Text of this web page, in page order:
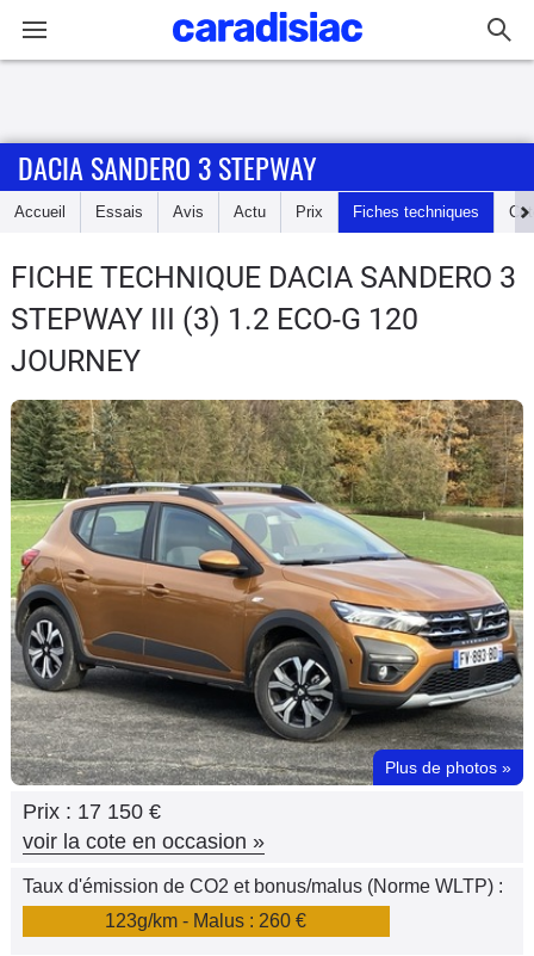
Accueil
Essais
Guide
d'achat
Electriques
Utilitaires
Flottes
Auto
Services
Forum
Moto
Marques
DACIA SANDERO 3 STEPWAY
Accueil Essais Avis Actu Prix Fiches techniques
FICHE TECHNIQUE DACIA SANDERO 3
STEPWAY III (3) 1.2 ECO-G 120
JOURNEY
Plus de photos »
Prix : 17 150 €
voir la cote en occasion »
Taux d'émission de CO2 et bonus/malus (Norme WLTP) :
123g/km - Malus : 260 €